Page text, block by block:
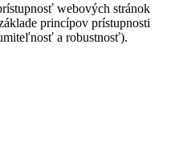
webových stránok
princípov prístupnosti
a robustnosť).